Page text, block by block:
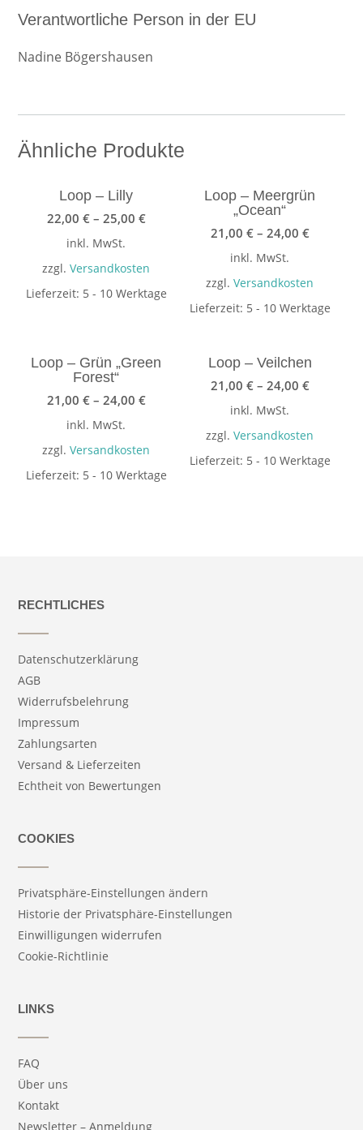
Verantwortliche Person in der EU
Nadine Bögershausen
Ähnliche Produkte
Loop – Lilly
22,00 €– 25,00 €
inkl. MwSt.
zzgl.Versandkosten
Lieferzeit: 5 - 10 Werktage
Loop – Meergrün
„Ocean“
21,00 €– 24,00 €
inkl. MwSt.
zzgl.Versandkosten
Lieferzeit: 5 - 10 Werktage
Loop – Grün „Green
Forest“
21,00 €– 24,00 €
inkl. MwSt.
zzgl.Versandkosten
Lieferzeit: 5 - 10 Werktage
Loop – Veilchen
21,00 €– 24,00 €
inkl. MwSt.
zzgl.Versandkosten
Lieferzeit: 5 - 10 Werktage
RECHTLICHES
Datenschutzerklärung
AGB
Widerrufsbelehrung
Impressum
Zahlungsarten
Versand & Lieferzeiten
Echtheit von Bewertungen
COOKIES
Privatsphäre-Einstellungen ändern
Historie der Privatsphäre-Einstellungen
Einwilligungen widerrufen
Cookie-Richtlinie
LINKS
FAQ
Über uns
Kontakt
Newsletter – Anmeldung